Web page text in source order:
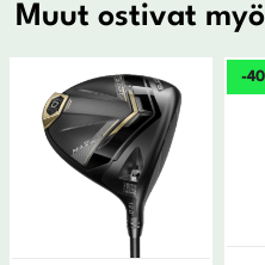
Muut ostivat
-